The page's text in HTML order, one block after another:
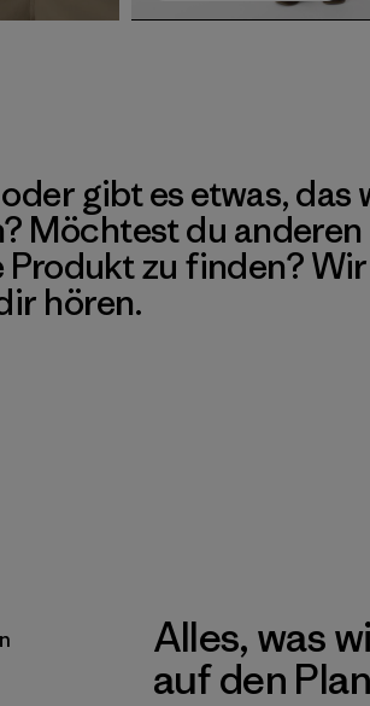
gibt es etwas, das
Möchtest du anderen
zu finden? Wir
hören.
Alles, was
auf den